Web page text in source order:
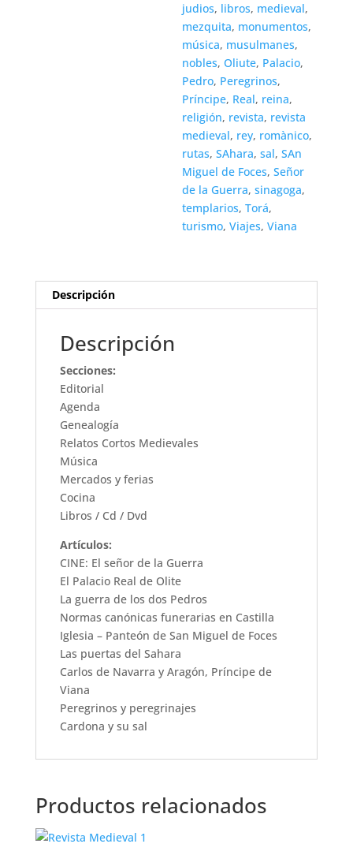
judios, libros, medieval,
mezquita, monumentos,
música, musulmanes,
nobles,Oliute, Palacio,
Pedro, Peregrinos,
Príncipe, Real, reina,
religión, revista, revista
medieval, rey, romànico,
rutas,SAhara,sal,SAn
Miguel de Foces,Señor
de la Guerra,sinagoga,
templarios,Torá,
turismo,Viajes,Viana
Descripción
Descripción
Secciones:
Editorial
Agenda
Genealogía
Relatos Cortos Medievales
Música
Mercados y ferias
Cocina
Libros / Cd / Dvd
Artículos:
CINE: El señor de la Guerra
El Palacio Real de Olite
La guerra de los dos Pedros
Normas canónicas funerarias en Castilla
Iglesia – Panteón de San Miguel de Foces
Las puertas del Sahara
Carlos de Navarra y Aragón, Príncipe de
Viana
Peregrinos y peregrinajes
Cardona y su sal
Productos relacionados